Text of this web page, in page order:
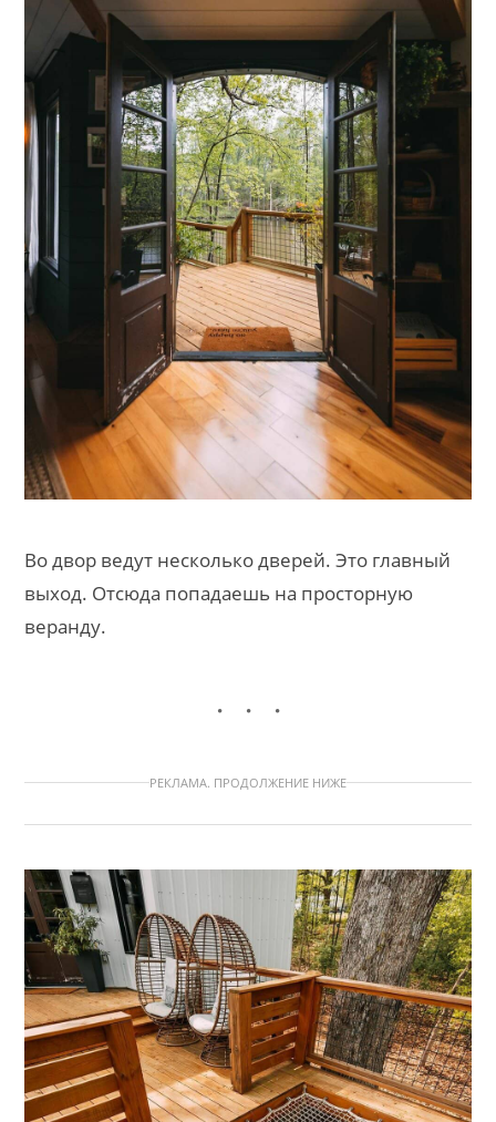
Во двор ведут несколько дверей. Это главный
выход. Отсюда попадаешь на просторную
веранду.
РЕКЛАМА. ПРОДОЛЖЕНИЕ НИЖЕ